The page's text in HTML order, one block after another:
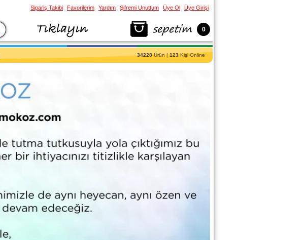
34228Ürün |123Kişi Online
Sipariş Takibi Favorilerim Yardım Şifremi Unuttum Üye Ol Üye Girişi
0